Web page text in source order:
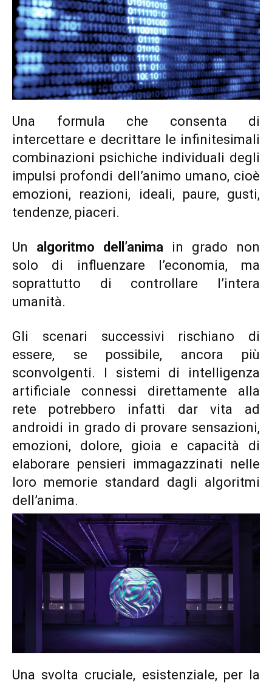
Una formula che consenta di
intercettare e decrittare le infinitesimali
combinazioni psichiche individuali degli
impulsi profondi dell’animo umano, cioè
emozioni, reazioni, ideali, paure, gusti,
tendenze, piaceri.
Un algoritmo dell’anima in grado non
solo di influenzare l’economia, ma
soprattutto di controllare l’intera
umanità.
Gli scenari successivi rischiano di
essere, se possibile, ancora più
sconvolgenti. I sistemi di intelligenza
artificiale connessi direttamente alla
rete potrebbero infatti dar vita ad
androidi in grado di provare sensazioni,
emozioni, dolore, gioia e capacità di
elaborare pensieri immagazzinati nelle
loro memorie standard dagli algoritmi
dell’anima.
Una svolta cruciale, esistenziale, per la